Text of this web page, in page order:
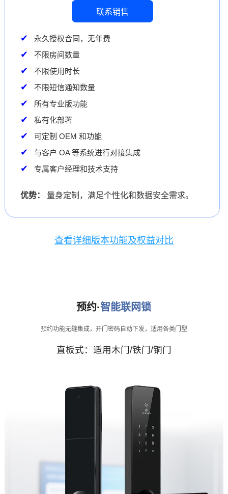
联系销售
永久授权合同，无年费
不限房间数量
不限使用时长
不限短信通知数量
所有专业版功能
私有化部署
可定制 OEM 和功能
与客户 OA 等系统进行对接集成
专属客户经理和技术支持
优势： 量身定制，满足个性化和数据安全需求。
查看详细版本功能及权益对比
预约·智能联网锁
预约功能无缝集成，开门密码自动下发，适用各类门型
直板式：适用木门/铁门/铜门